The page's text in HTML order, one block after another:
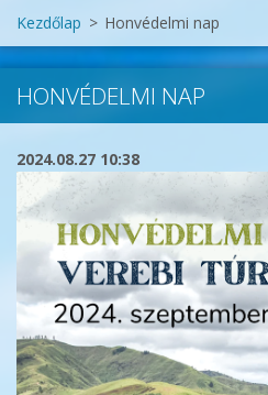
Kezdőlap > Honvédelmi nap
HONVÉDELMI NAP
2024.08.27 10:38